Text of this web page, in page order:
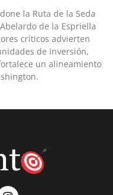
la Ruta de la Seda
de la Espriella
críticos advierten
de inversión,
un alineamiento